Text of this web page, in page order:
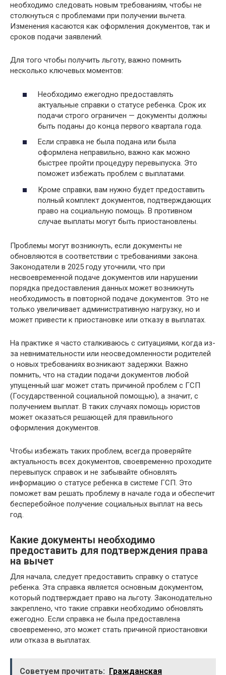
необходимо следовать новым требованиям, чтобы не
столкнуться с проблемами при получении вычета.
Изменения касаются как оформления документов, так и
сроков подачи заявлений.
Для того чтобы получить льготу, важно помнить
несколько ключевых моментов:
Необходимо ежегодно предоставлять
актуальные справки о статусе ребенка. Срок их
подачи строго ограничен — документы должны
быть поданы до конца первого квартала года.
Если справка не была подана или была
оформлена неправильно, важно как можно
быстрее пройти процедуру перевыпуска. Это
поможет избежать проблем с выплатами.
Кроме справки, вам нужно будет предоставить
полный комплект документов, подтверждающих
право на социальную помощь. В противном
случае выплаты могут быть приостановлены.
Проблемы могут возникнуть, если документы не
обновляются в соответствии с требованиями закона.
Законодатели в 2025 году уточнили, что при
несвоевременной подаче документов или нарушении
порядка предоставления данных может возникнуть
необходимость в повторной подаче документов. Это не
только увеличивает административную нагрузку, но и
может привести к приостановке или отказу в выплатах.
На практике я часто сталкиваюсь с ситуациями, когда из-
за невнимательности или неосведомленности родителей
о новых требованиях возникают задержки. Важно
помнить, что на стадии подачи документов любой
упущенный шаг может стать причиной проблем с ГСП
(Государственной социальной помощью), а значит, с
получением выплат. В таких случаях помощь юристов
может оказаться решающей для правильного
оформления документов.
Чтобы избежать таких проблем, всегда проверяйте
актуальность всех документов, своевременно проходите
перевыпуск справок и не забывайте обновлять
информацию о статусе ребенка в системе ГСП. Это
поможет вам решать проблему в начале года и обеспечит
бесперебойное получение социальных выплат на весь
год.
Какие документы необходимо
предоставить для подтверждения права
на вычет
Для начала, следует предоставить справку о статусе
ребенка. Эта справка является основным документом,
который подтверждает право на льготу. Законодательно
закреплено, что такие справки необходимо обновлять
ежегодно. Если справка не была предоставлена
своевременно, это может стать причиной приостановки
или отказа в выплатах.
Советуем прочитать: Гражданская